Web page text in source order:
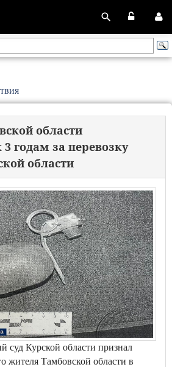
области
годам за перевозку
области
суд Курской области признал
жителя Тамбовской области в